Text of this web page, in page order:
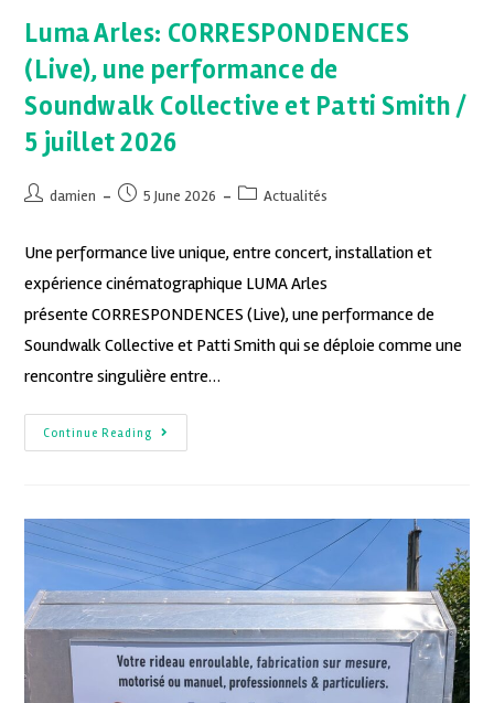
Luma Arles: CORRESPONDENCES
(Live), une performance de
Soundwalk Collective et Patti Smith /
5 juillet 2026
damien 5 June 2026 Actualités
Une performance live unique, entre concert, installation et
expérience cinématographique LUMA Arles
présente CORRESPONDENCES (Live), une performance de
Soundwalk Collective et Patti Smith qui se déploie comme une
rencontre singulière entre…
Continue Reading